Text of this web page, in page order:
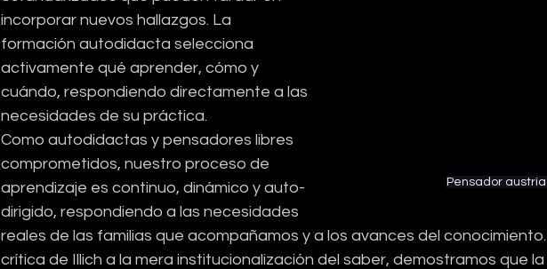
Pensador
incorporar nuevos hallazgos. La
formación autodidacta selecciona
activamente qué aprender, cómo y
cuándo, respondiendo directamente a las
necesidades de su práctica.
Como autodidactas y pensadores libres
comprometidos, nuestro proceso de
aprendizaje es continuo, dinámico y auto-
dirigido, respondiendo a las necesidades
reales de las familias que acompañamos y a los avances del
crítica de Illich a la mera institucionalización del saber, demostramos que